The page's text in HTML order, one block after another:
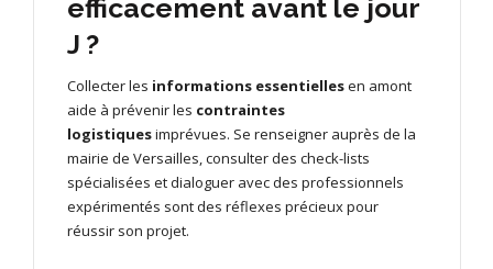
efficacement avant le jour
J ?
Collecter les informations essentiellesen amont
aide à prévenir les contraintes
logistiquesimprévues. Se renseigner auprès de la
mairie de Versailles, consulter des check-lists
spécialisées et dialoguer avec des professionnels
expérimentés sont des réflexes précieux pour
réussir son projet.